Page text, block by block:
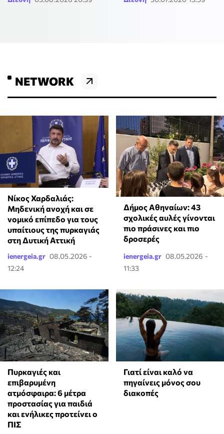
NETWORK
Νίκος Χαρδαλιάς:
Μηδενική ανοχή και σε
νομικό επίπεδο για τους
υπαίτιους της πυρκαγιάς
στη Δυτική Αττική
ienergeia.gr 08.05.2026 -
12:24
Δήμος Αθηναίων: 43
σχολικές αυλές γίνονται
πιο πράσινες και πιο
δροσερές
ienergeia.gr 08.05.2026 -
11:33
Πυρκαγιές και
επιβαρυμένη
ατμόσφαιρα: 6 μέτρα
προστασίας για παιδιά
και ενήλικες προτείνει ο
ΠΙΣ
Γιατί είναι καλό να
πηγαίνεις μόνος σου
διακοπές